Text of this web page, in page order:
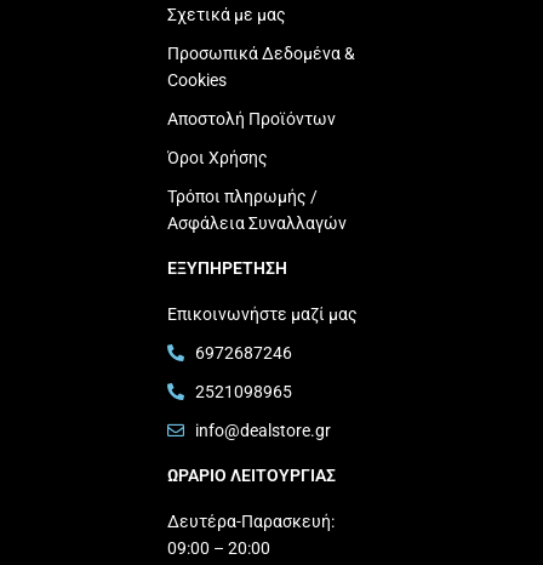
Σχετικά με μας
Προσωπικά Δεδομένα &
Cookies
Αποστολή Προϊόντων
Όροι Χρήσης
Τρόποι πληρωμής /
Ασφάλεια Συναλλαγών
ΕΞΥΠΗΡΕΤΗΣΗ
Επικοινωνήστε μαζί μας
6972687246
2521098965
info@dealstore.gr
ΩΡΑΡΙΟ ΛΕΙΤΟΥΡΓΙΑΣ​
Δευτέρα-Παρασκευή:
09:00 – 20:00